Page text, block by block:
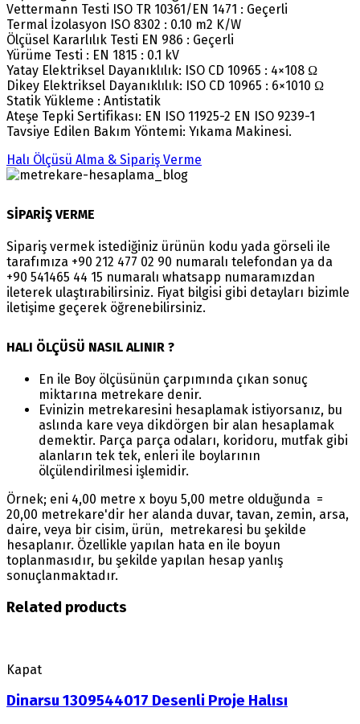
Vettermann Testi ISO TR 10361/EN 1471 : Geçerli
Termal İzolasyon ISO 8302 : 0.10 m2 K/W
Ölçüsel Kararlılık Testi EN 986 : Geçerli
Yürüme Testi : EN 1815 : 0.1 kV
Yatay Elektriksel Dayanıklılık: ISO CD 10965 : 4×108 Ω
Dikey Elektriksel Dayanıklılık: ISO CD 10965 : 6×1010 Ω
Statik Yükleme : Antistatik
Ateşe Tepki Sertifikası: EN ISO 11925-2 EN ISO 9239-1
Tavsiye Edilen Bakım Yöntemi: Yıkama Makinesi.
Halı Ölçüsü Alma & Sipariş Verme
SİPARİŞ VERME
Sipariş vermek istediğiniz ürünün kodu yada görseli ile
tarafımıza +90 212 477 02 90 numaralı telefondan ya da
+90 541465 44 15 numaralı whatsapp numaramızdan
ileterek ulaştırabilirsiniz. Fiyat bilgisi gibi detayları bizimle
iletişime geçerek öğrenebilirsiniz.
HALI ÖLÇÜSÜ NASIL ALINIR ?
En ile Boy ölçüsünün çarpımında çıkan sonuç
miktarına metrekare denir.
Evinizin metrekaresini hesaplamak istiyorsanız, bu
aslında kare veya dikdörgen bir alan hesaplamak
demektir. Parça parça odaları, koridoru, mutfak gibi
alanların tek tek, enleri ile boylarının
ölçülendirilmesi işlemidir.
Örnek; eni 4,00 metre x boyu 5,00 metre olduğunda =
20,00 metrekare'dir her alanda duvar, tavan, zemin, arsa,
daire, veya bir cisim, ürün, metrekaresi bu şekilde
hesaplanır. Özellikle yapılan hata en ile boyun
toplanmasıdır, bu şekilde yapılan hesap yanlış
sonuçlanmaktadır.
Related products
Kapat
Dinarsu 1309544017 Desenli Proje Halısı